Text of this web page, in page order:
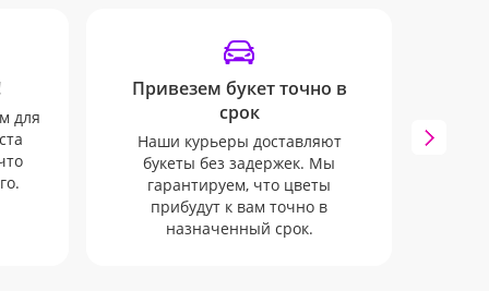
для
Привезем букет точно в
срок
Наши курьеры доставляют
букеты без задержек. Мы
гарантируем, что цветы
прибудут к вам точно в
назначенный срок.